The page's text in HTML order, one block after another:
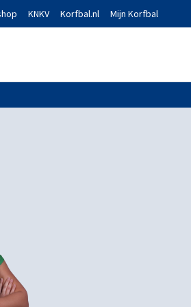
KNKV Korfbal.nl Mijn Korfbal